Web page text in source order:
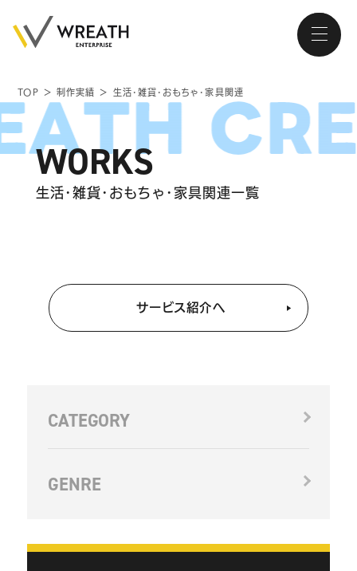
大阪・南森町、北浜が拠点の
ホームページ制作会社
会社紹介
サービス
ブログ
お問い合わせ
TOP ＞ 制作実績 ＞ 生活･雑貨･おもちゃ･家具関連
WORKS
生活･雑貨･おもちゃ･家具関連一覧
サービス紹介へ
CATEGORY
GENRE